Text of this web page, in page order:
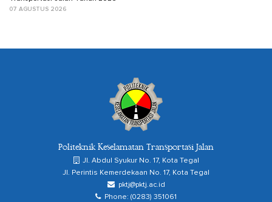
07 AGUSTUS 2026
Politeknik Keselamatan Transportasi Jalan
Jl. Abdul Syukur No. 17, Kota Tegal
Jl. Perintis Kemerdekaan No. 17, Kota Tegal
pktj@pktj.ac.id
Phone: (0283) 351061